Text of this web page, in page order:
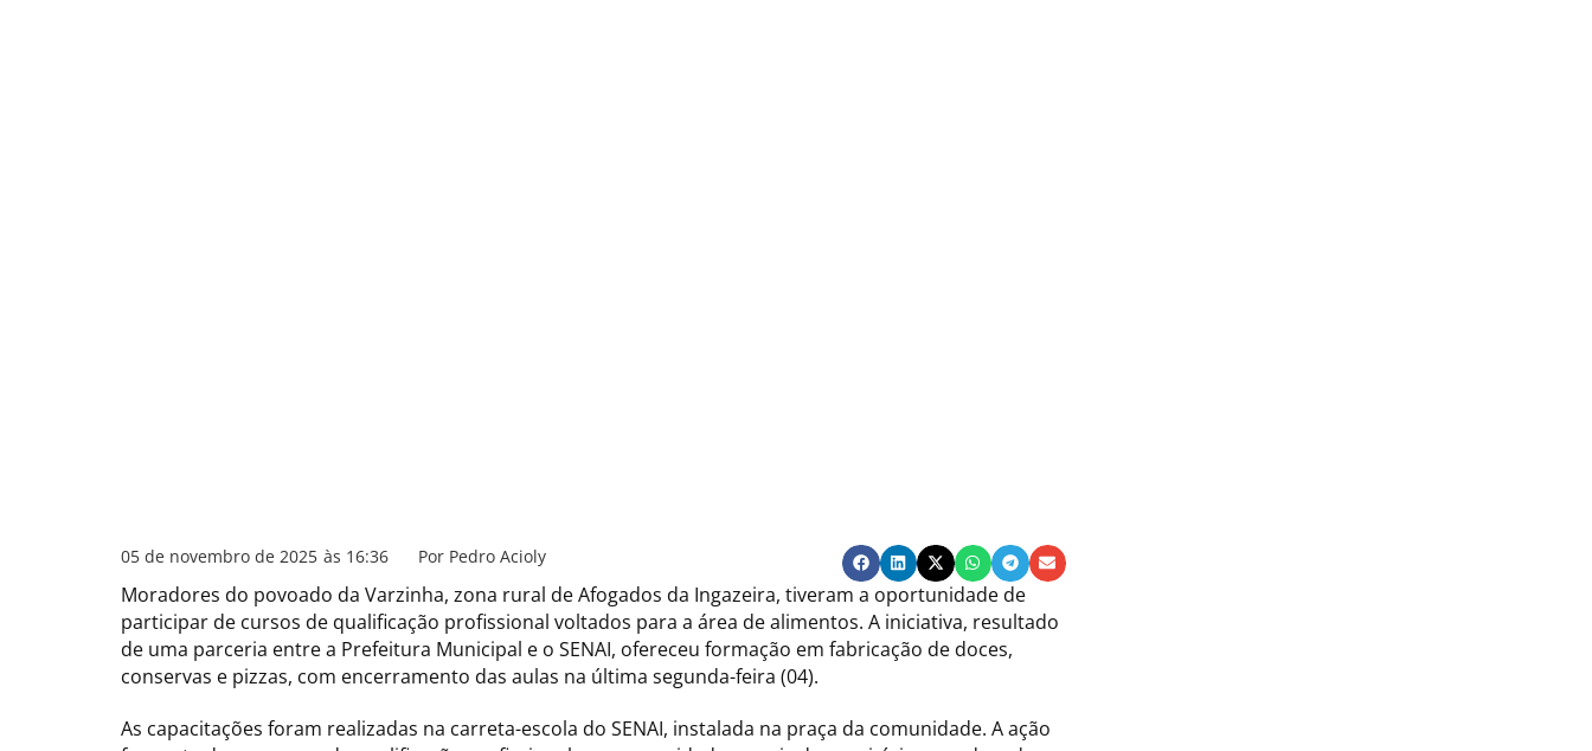
05 de novembro de 2025 às 16:36 Por Pedro Acioly
Moradores do povoado da Varzinha, zona rural de Afogados da Ingazeira, tiveram a oportunidade de
participar de cursos de qualificação profissional voltados para a área de alimentos. A iniciativa, resultado
de uma parceria entre a Prefeitura Municipal e o SENAI, ofereceu formação em fabricação de doces,
conservas e pizzas, com encerramento das aulas na última segunda-feira (04).
As capacitações foram realizadas na carreta-escola do SENAI, instalada na praça da comunidade. A ação